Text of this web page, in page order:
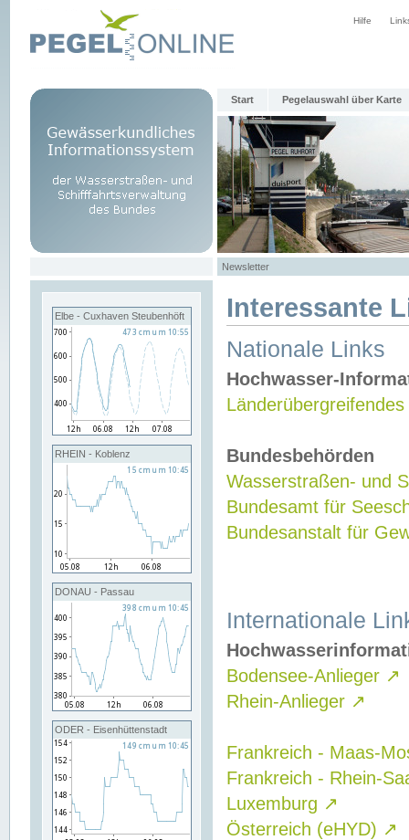
Hilfe
Start Pegelauswahl über Karte
Newsletter
Elbe - Cuxhaven Steubenhöft
RHEIN - Koblenz
DONAU - Passau
ODER - Eisenhüttenstadt
Interessante
Nationale Links
Hochwasser-
Bundesbehörden
Wasserstraßen- und
Bundesamt für
Bundesanstalt für
Internationale
Bodensee-Anlieger ↗
Rhein-Anlieger ↗
Frankreich - Maas-
Frankreich - Rhein-
Luxemburg ↗
Österreich (eHYD) ↗